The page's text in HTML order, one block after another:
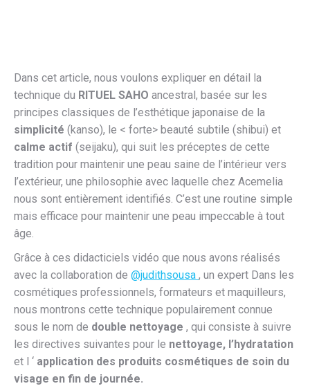
Dans cet article, nous voulons expliquer en détail la
technique du RITUEL SAHO ancestral, basée sur les
principes classiques de l’esthétique japonaise de la
simplicité (kanso), le < forte> beauté subtile (shibui) et
calme actif (seijaku), qui suit les préceptes de cette
tradition pour maintenir une peau saine de l’intérieur vers
l’extérieur, une philosophie avec laquelle chez Acemelia
nous sont entièrement identifiés. C’est une routine simple
mais efficace pour maintenir une peau impeccable à tout
âge.
Grâce à ces didacticiels vidéo que nous avons réalisés
avec la collaboration de @judithsousa , un expert Dans les
cosmétiques professionnels, formateurs et maquilleurs,
nous montrons cette technique populairement connue
sous le nom de double nettoyage , qui consiste à suivre
les directives suivantes pour le nettoyage, l’hydratation
et l ‘ application des produits cosmétiques de soin du
visage en fin de journée.